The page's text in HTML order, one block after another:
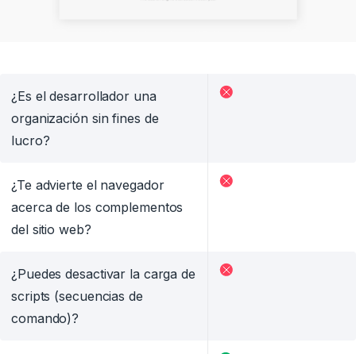
¿Es el desarrollador una
organización sin fines de
lucro?
¿Te advierte el navegador
acerca de los complementos
del sitio web?
¿Puedes desactivar la carga de
scripts (secuencias de
comando)?